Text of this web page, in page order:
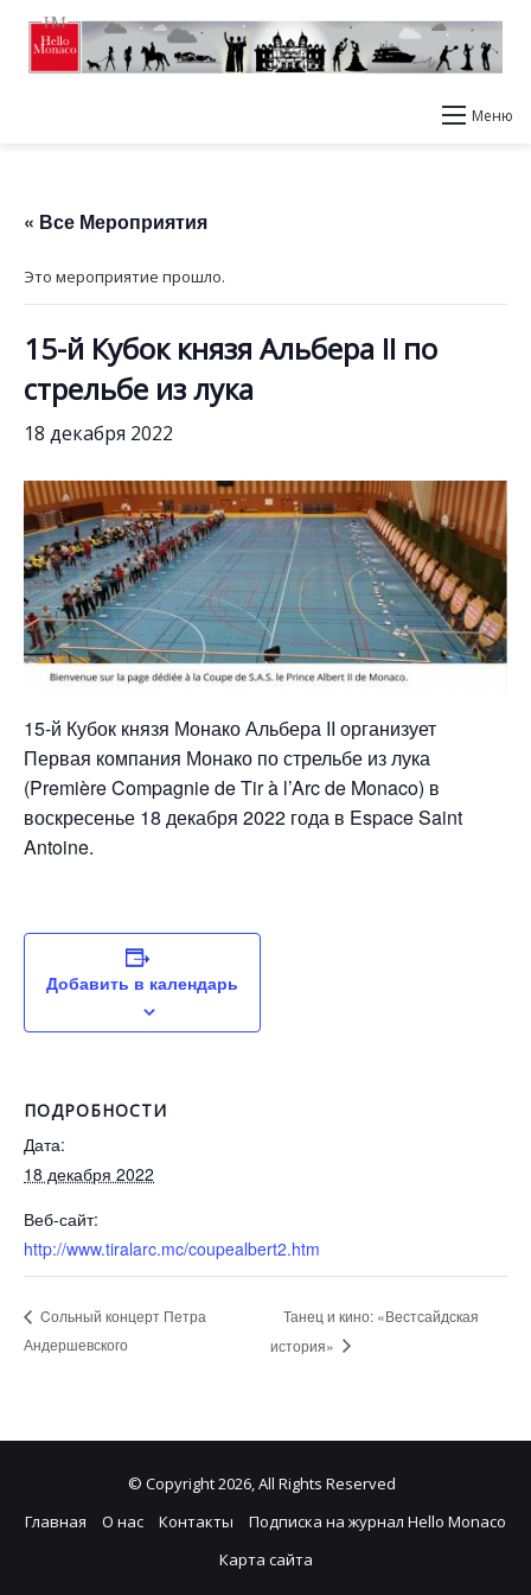
Меню
« Все Мероприятия
Это мероприятие прошло.
15-й Кубок князя Альбера II по
стрельбе из лука
18 декабря 2022
15-й Кубок князя Монако Альбера II организует
Первая компания Монако по стрельбе из лука
(Première Compagnie de Tir à l’Arc de Monaco) в
воскресенье 18 декабря 2022 года в Espace Saint
Antoine.
Добавить в календарь
ПОДРОБНОСТИ
Дата:
18 декабря 2022
Веб-сайт:
http://www.tiralarc.mc/coupealbert2.htm
Cольный концерт Петра
Андершевского
Танец и кино: «Вестсайдская
история»
© Copyright 2026, All Rights Reserved
Главная
О нас Контакты
Подписка на журнал Hello Monaco
Карта сайта